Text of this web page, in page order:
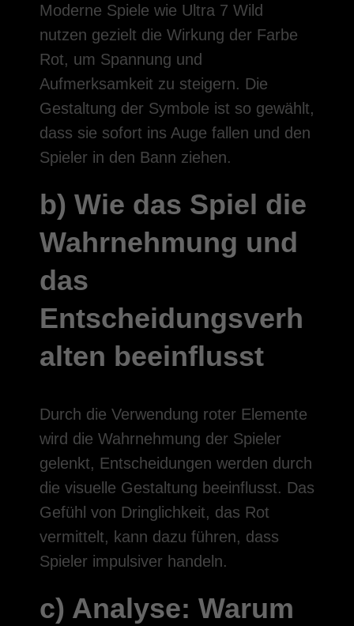
Moderne Spiele wie Ultra 7 Wild
nutzen gezielt die Wirkung der Farbe
Rot, um Spannung und
Aufmerksamkeit zu steigern. Die
Gestaltung der Symbole ist so gewählt,
dass sie sofort ins Auge fallen und den
Spieler in den Bann ziehen.
b) Wie das Spiel die
Wahrnehmung und
das
Entscheidungsverh
alten beeinflusst
Durch die Verwendung roter Elemente
wird die Wahrnehmung der Spieler
gelenkt, Entscheidungen werden durch
die visuelle Gestaltung beeinflusst. Das
Gefühl von Dringlichkeit, das Rot
vermittelt, kann dazu führen, dass
Spieler impulsiver handeln.
c) Analyse: Warum